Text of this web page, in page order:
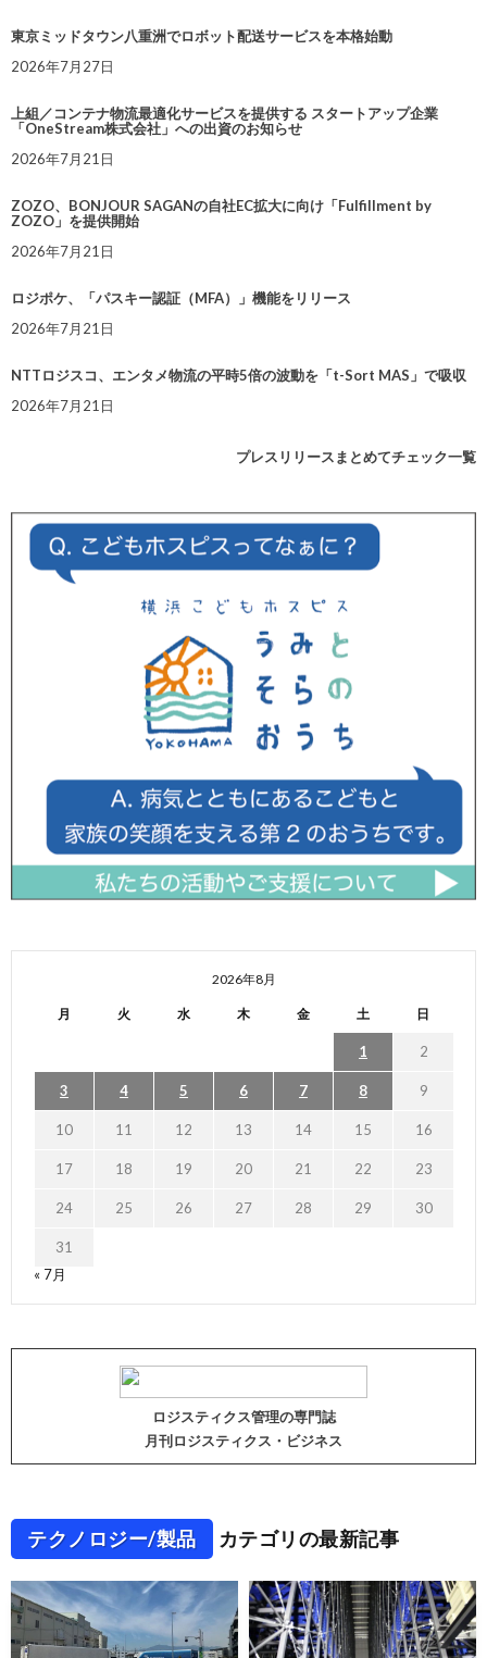
東京ミッドタウン八重洲でロボット配送サービスを本格始動
2026年7月27日
上組／コンテナ物流最適化サービスを提供する スタートアップ企業
「OneStream株式会社」への出資のお知らせ
2026年7月21日
ZOZO、BONJOUR SAGANの自社EC拡大に向け「Fulfillment by
ZOZO」を提供開始
2026年7月21日
ロジポケ、「パスキー認証（MFA）」機能をリリース
2026年7月21日
NTTロジスコ、エンタメ物流の平時5倍の波動を「t-Sort MAS」で吸収
2026年7月21日
プレスリリースまとめてチェック一覧
2026年8月
月 火 水 木 金 土 日
1 2
3 4 5 6 7 8 9
10 11 12 13 14 15 16
17 18 19 20 21 22 23
24 25 26 27 28 29 30
31
« 7月
ロジスティクス管理の専門誌
月刊ロジスティクス・ビジネス
テクノロジー/製品 カテゴリの最新記事